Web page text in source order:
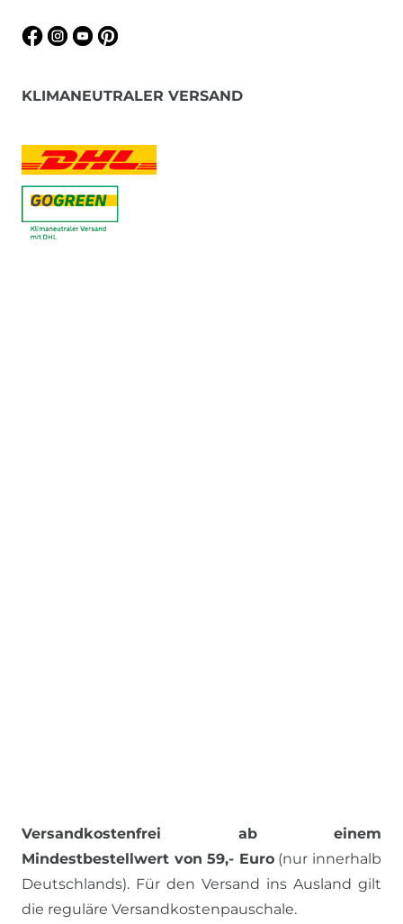
KLIMANEUTRALER VERSAND
Versandkostenfrei ab einem
Mindestbestellwert von 59,- Euro(nur innerhalb
Deutschlands). Für den Versand ins Ausland gilt
die reguläre Versandkostenpauschale.